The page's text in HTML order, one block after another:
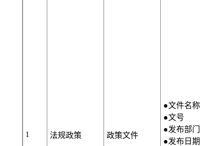
1 法规政策 政策文件
●文件名称
●文号
●发布部门
●发布日期